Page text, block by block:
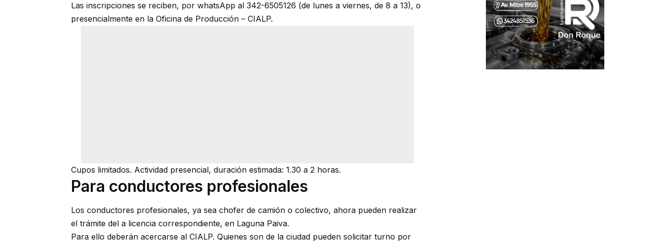
Las inscripciones se reciben, por whatsApp al 342-6505126 (de lunes a viernes, de 8 a 13), o
presencialmente en la Oficina de Producción – CIALP.
Cupos limitados. Actividad presencial, duración estimada: 1.30 a 2 horas.
Para conductores profesionales
Los conductores profesionales, ya sea chofer de camión o colectivo, ahora pueden realizar
el trámite del a licencia correspondiente, en Laguna Paiva.
Para ello deberán acercarse al CIALP. Quienes son de la ciudad pueden solicitar turno por